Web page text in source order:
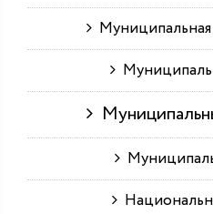
Муниципальная